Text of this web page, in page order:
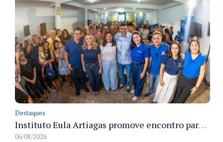
Destaques
Instituto Eula Artiagas promove encontro para discutir melhorias para o bairro Petrópolis
06/08/2026